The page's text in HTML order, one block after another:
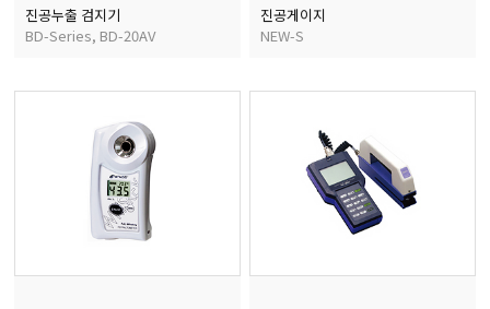
진공누출 검지기
BD-Series, BD-20AV
진공게이지
NEW-S